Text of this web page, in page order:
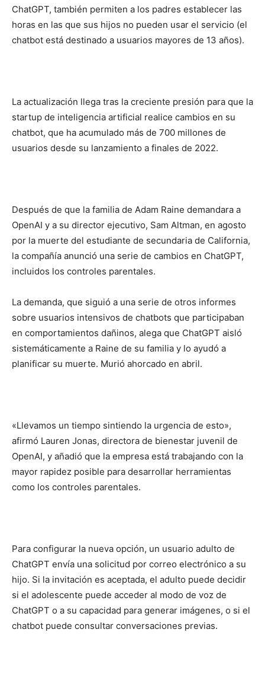
ChatGPT, también permiten a los padres establecer las
horas en las que sus hijos no pueden usar el servicio (el
chatbot está destinado a usuarios mayores de 13 años).
La actualización llega tras la creciente presión para que la
startup de inteligencia artificial realice cambios en su
chatbot, que ha acumulado más de 700 millones de
usuarios desde su lanzamiento a finales de 2022.
Después de que la familia de Adam Raine demandara a
OpenAI y a su director ejecutivo, Sam Altman, en agosto
por la muerte del estudiante de secundaria de California,
la compañía anunció una serie de cambios en ChatGPT,
incluidos los controles parentales.
La demanda, que siguió a una serie de otros informes
sobre usuarios intensivos de chatbots que participaban
en comportamientos dañinos, alega que ChatGPT aisló
sistemáticamente a Raine de su familia y lo ayudó a
planificar su muerte. Murió ahorcado en abril.
«Llevamos un tiempo sintiendo la urgencia de esto»,
afirmó Lauren Jonas, directora de bienestar juvenil de
OpenAI, y añadió que la empresa está trabajando con la
mayor rapidez posible para desarrollar herramientas
como los controles parentales.
Para configurar la nueva opción, un usuario adulto de
ChatGPT envía una solicitud por correo electrónico a su
hijo. Si la invitación es aceptada, el adulto puede decidir
si el adolescente puede acceder al modo de voz de
ChatGPT o a su capacidad para generar imágenes, o si el
chatbot puede consultar conversaciones previas.